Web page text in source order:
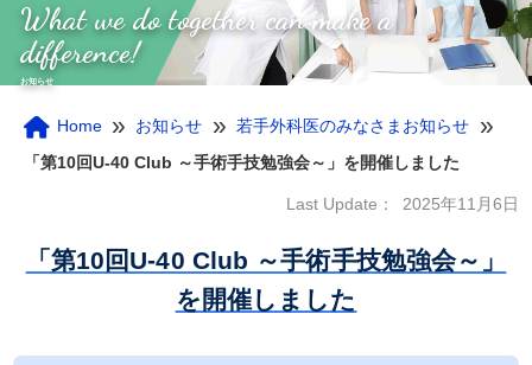
お知らせ
What we do together can make a
difference!
Home » お知らせ » 若手外科医のみなさまお知らせ »
「第10回U-40 Club ～手術手技勉強会～」を開催しました
Last Update： 2025年11月6日
「第10回U-40 Club ～手術手技勉強会～」
を開催しました